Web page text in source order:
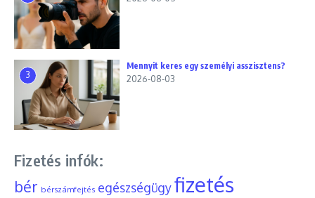
3
Mennyit keres egy személyi asszisztens?
2026-08-03
Fizetés infók:
bér bérszámfejtés egészségügyfizetés